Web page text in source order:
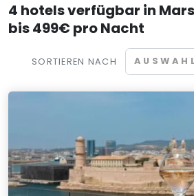
4 hotels verfügbar in
bis 499€ pro Nacht
SORTIEREN NACH AUSWAHL